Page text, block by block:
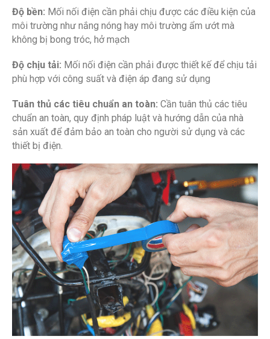
Độ bền: Mối nối điện cần phải chịu được các điều kiện của
môi trường như nắng nóng hay môi trường ẩm ướt mà
không bị bong tróc, hở mạch
Độ chịu tải: Mối nối điện cần phải được thiết kế để chịu tải
phù hợp với công suất và điện áp đang sử dụng
Tuân thủ các tiêu chuẩn an toàn: Cần tuân thủ các tiêu
chuẩn an toàn, quy định pháp luật và hướng dẫn của nhà
sản xuất để đảm bảo an toàn cho người sử dụng và các
thiết bị điện.